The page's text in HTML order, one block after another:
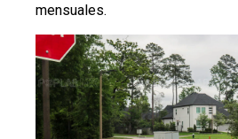
mensuales.